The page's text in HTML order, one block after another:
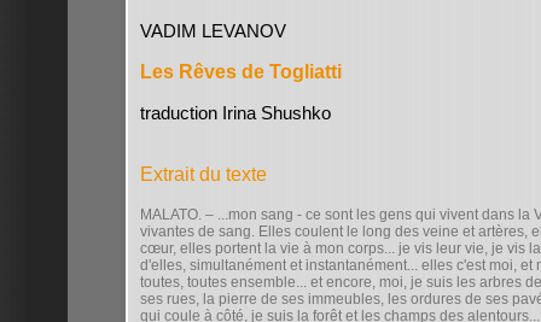
VADIM LEVANOV
Les Rêves de Togliatti
traduction Irina Shushko
Extrait du texte
MALATO. – ...mon sang - ce sont les gens qui vivent dans la
vivantes de sang. Elles coulent le long des veine et artères,
cœur, elles portent la vie à mon corps... je vis leur vie, je vis
d'elles, simultanément et instantanément... elles c'est moi, et
toutes, toutes ensemble... et encore, moi, je suis les arbres
ses rues, la pierre de ses immeubles, les ordures de ses
qui coule à côté, je suis la forêt et les champs des